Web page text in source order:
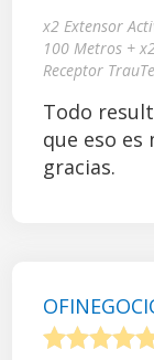
x2 Extensor
100 Metros +
Receptor
Todo
que eso
gracias.